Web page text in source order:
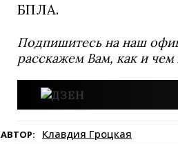
БПЛА.
Подпишитесь на наш
расскажем Вам, как и
АВТОР: Клавдия Гроцкая